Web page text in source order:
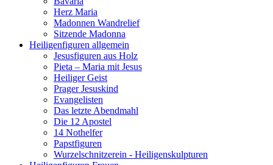
Herz Maria
Madonnen Wandrelief
Sitzende Madonna
Heiligenfiguren allgemein
Jesusfiguren aus Holz
Pieta – Maria mit Jesus
Heiliger Geist
Prager Jesuskind
Evangelisten
Das letzte Abendmahl
Die 12 Apostel
14 Nothelfer
Papstfiguren
Wurzelschnitzerein - Heiligenskulpturen